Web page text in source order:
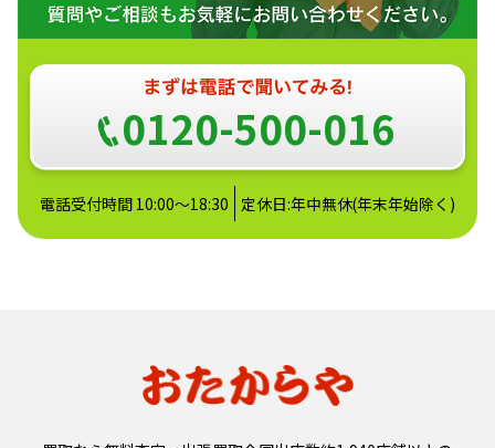
0120-500-016
電話受付時間 10:00～18:30 定休日:年中無休(年末年始除く)